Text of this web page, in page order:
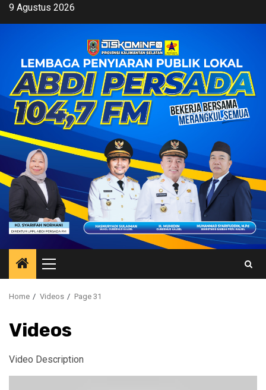
Skip9 Agustus 2026
Primary
Menu
Home Videos Page 31
Videos
Video Description